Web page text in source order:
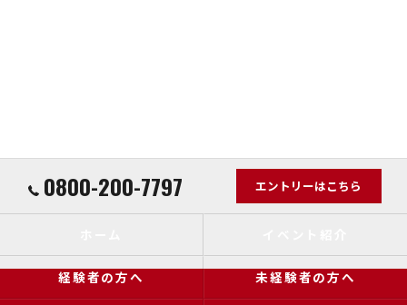
0800-200-7797 エントリーはこちら
経験者の方へ 未経験者の方へ